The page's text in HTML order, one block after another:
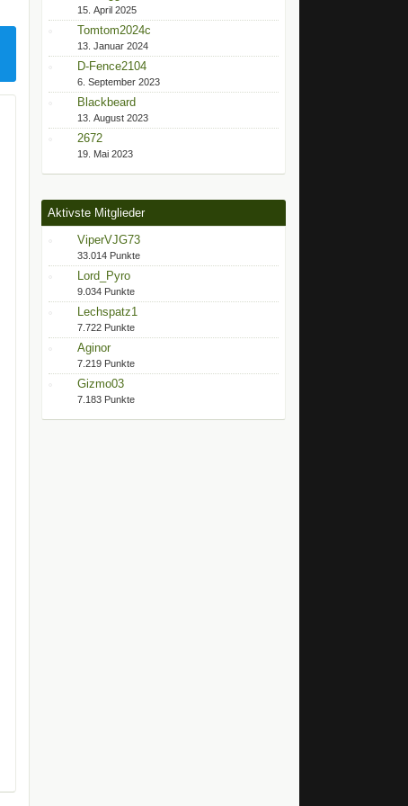
15. April 2025
Tomtom2024c
13. Januar 2024
D-Fence2104
6. September 2023
Blackbeard
13. August 2023
2672
19. Mai 2023
Aktivste Mitglieder
ViperVJG73
33.014 Punkte
Lord_Pyro
9.034 Punkte
Lechspatz1
7.722 Punkte
Aginor
7.219 Punkte
Gizmo03
7.183 Punkte